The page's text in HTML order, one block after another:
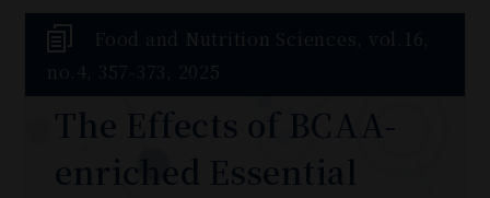
Food and Nutrition Sciences, vol.16,
no.4, 357-373, 2025